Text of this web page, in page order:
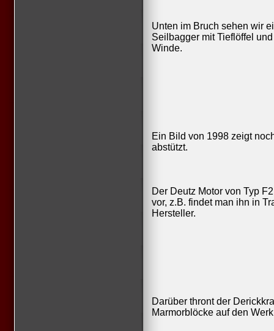
Unten im Bruch sehen wir
Seilbagger mit Tieflöffel
Winde.
Ein Bild von 1998 zeigt
abstützt.
Der Deutz Motor von Typ
vor, z.B. findet man ihn in
Hersteller.
Darüber thront der
Marmorblöcke auf den